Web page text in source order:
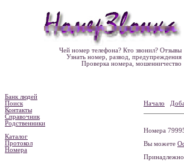
Чей номер телефона? Кто звонил? Отзывы
Узнать номер, развод, предупреждения
Проверка номера, мошенничество
Банк людей
Поиск
Контакты
Справочник
Родственники
Каталог
Протокол
Номера
Начало
Номера
Вы можете